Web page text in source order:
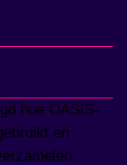
hoe OASIS-
en